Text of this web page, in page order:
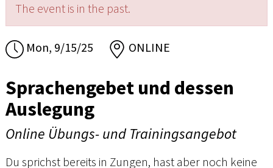
The event is in the past.
Mon, 9/15/25 ONLINE
Sprachengebet und dessen
Auslegung
Online Übungs- und Trainingsangebot
Du sprichst bereits in Zungen, hast aber noch keine